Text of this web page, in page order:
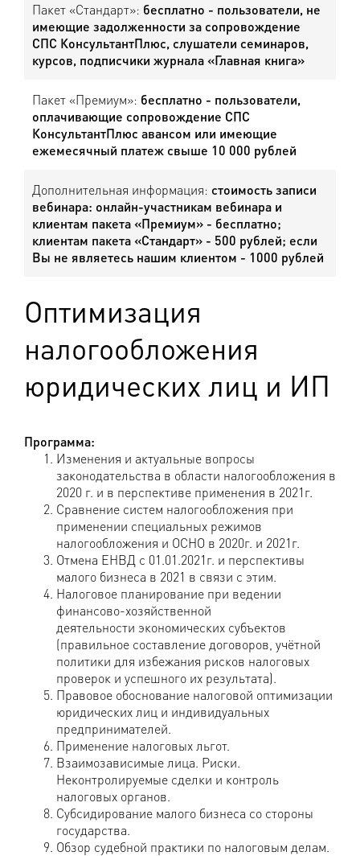
Пакет «Стандарт»: бесплатно - пользователи, не
имеющие задолженности за сопровождение
СПС КонсультантПлюс, слушатели семинаров,
курсов, подписчики журнала «Главная книга»
Пакет «Премиум»: бесплатно - пользователи,
оплачивающие сопровождение СПС
КонсультантПлюс авансом или имеющие
ежемесячный платеж свыше 10 000 рублей
Дополнительная информация: стоимость записи
вебинара: онлайн-участникам вебинара и
клиентам пакета «Премиум» - бесплатно;
клиентам пакета «Стандарт» - 500 рублей; если
Вы не являетесь нашим клиентом - 1000 рублей
Оптимизация
налогообложения
юридических лиц и ИП
Программа:
Изменения и актуальные вопросы
законодательства в области налогообложения в
2020 г. и в перспективе применения в 2021г.
Сравнение систем налогообложения при
применении специальных режимов
налогообложения и ОСНО в 2020г. и 2021г.
Отмена ЕНВД с 01.01.2021г. и перспективы
малого бизнеса в 2021 в связи с этим.
Налоговое планирование при ведении
финансово-хозяйственной
деятельности экономических субъектов
(правильное составление договоров, учётной
политики для избежания рисков налоговых
проверок и успешного их результата).
Правовое обоснование налоговой оптимизации
юридических лиц и индивидуальных
предпринимателей.
Применение налоговых льгот.
Взаимозависимые лица. Риски.
Неконтролируемые сделки и контроль
налоговых органов.
Субсидирование малого бизнеса со стороны
государства.
Обзор судебной практики по налоговым делам.